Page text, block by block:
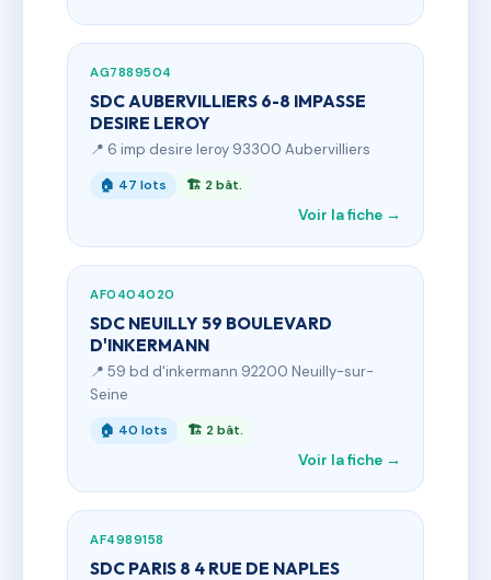
AG7889504
SDC AUBERVILLIERS 6-8 IMPASSE
DESIRE LEROY
📍 6 imp desire leroy 93300 Aubervilliers
🏠 47 lots 🏗 2 bât.
Voir la fiche →
AF0404020
SDC NEUILLY 59 BOULEVARD
D'INKERMANN
📍 59 bd d'inkermann 92200 Neuilly-sur-
Seine
🏠 40 lots 🏗 2 bât.
Voir la fiche →
AF4989158
SDC PARIS 8 4 RUE DE NAPLES